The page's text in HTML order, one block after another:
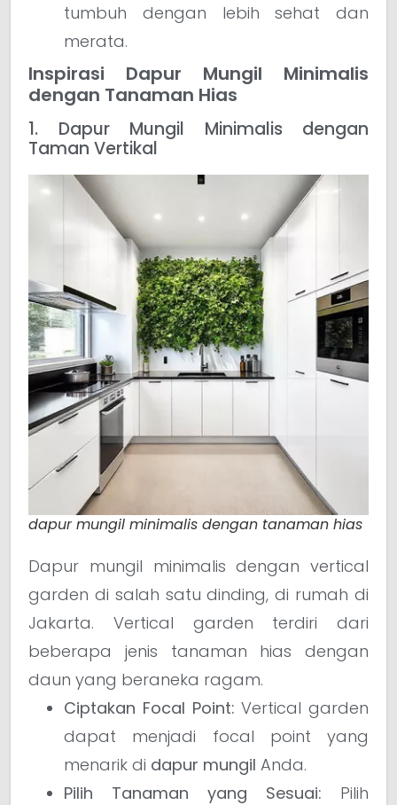
tumbuh dengan lebih sehat dan
merata.
Inspirasi Dapur Mungil Minimalis
dengan Tanaman Hias
1. Dapur Mungil Minimalis dengan
Taman Vertikal
dapur mungil minimalis dengan tanaman hias
Dapur mungil minimalis dengan vertical
garden di salah satu dinding, di rumah di
Jakarta. Vertical garden terdiri dari
beberapa jenis tanaman hias dengan
daun yang beraneka ragam.
Ciptakan Focal Point: Vertical garden
dapat menjadi focal point yang
menarik di dapur mungil Anda.
Pilih Tanaman yang Sesuai: Pilih